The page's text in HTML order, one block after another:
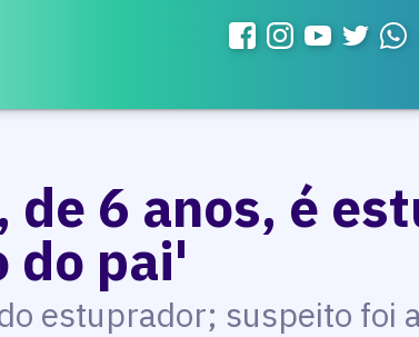
6 anos, é
do pai'
estuprador; suspeito foi